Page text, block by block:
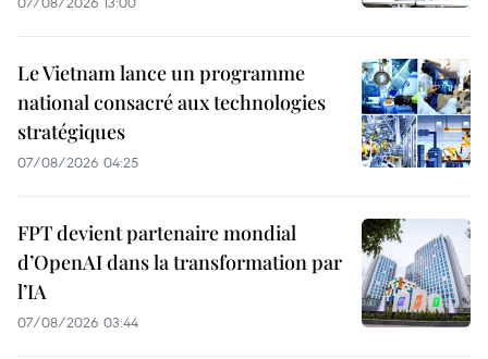
Le Vietnam lance un programme
national consacré aux technologies
stratégiques
07/08/2026 04:25
FPT devient partenaire mondial
d’OpenAI dans la transformation par
l’IA
07/08/2026 03:44